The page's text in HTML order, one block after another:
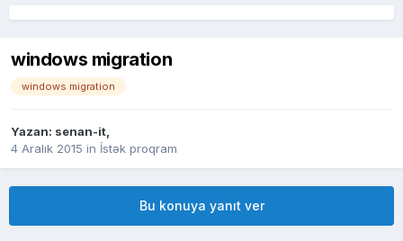
windows migration
windows migration
Yazan: senan-it,
4 Aralık 2015 in İstək proqram
Bu konuya yanıt ver